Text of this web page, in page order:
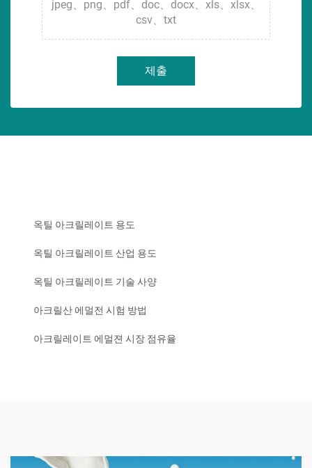
jpeg、png、pdf、doc、docx、xls、xlsx、
csv、txt
제출
옥틸 아크릴레이트 용도
옥틸 아크릴레이트 산업 용도
옥틸 아크릴레이트 기술 사양
아크릴산 에멀전 시험 방법
아크릴레이트 에멀젼 시장 점유율